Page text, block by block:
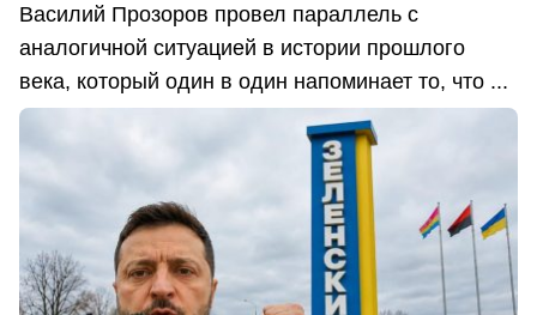
Василий Прозоров провел параллель с
аналогичной ситуацией в истории прошлого
века, который один в один напоминает то, что ...